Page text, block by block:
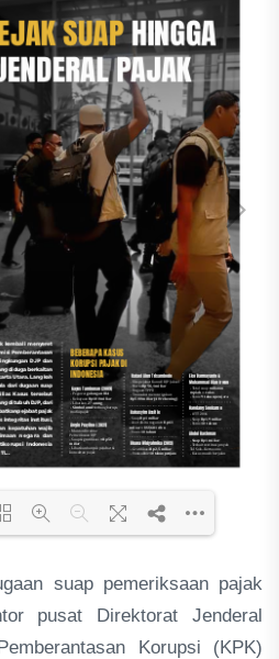
PDF 79% ...
suap pemeriksaan pajak
pusat Direktorat Jenderal
Korupsi (KPK)